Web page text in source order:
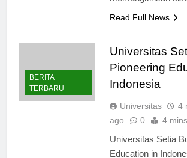
BERITA
Universitas
Pioneering
Universitas
4
Universitas Setia